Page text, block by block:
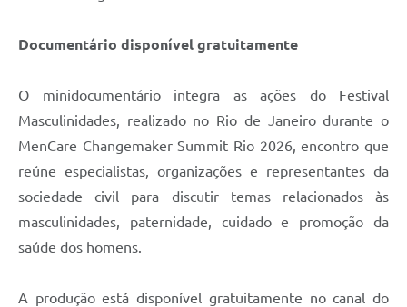
Documentário disponível gratuitamente
O minidocumentário integra as ações do Festival
Masculinidades, realizado no Rio de Janeiro durante o
MenCare Changemaker Summit Rio 2026, encontro que
reúne especialistas, organizações e representantes da
sociedade civil para discutir temas relacionados às
masculinidades, paternidade, cuidado e promoção da
saúde dos homens.
A produção está disponível gratuitamente no canal do